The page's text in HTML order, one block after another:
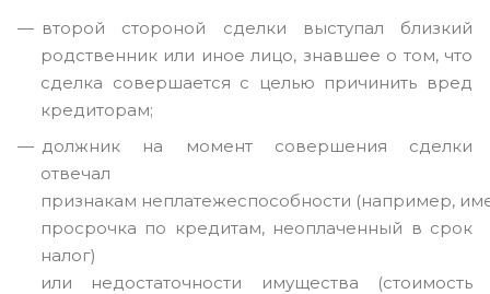
второй стороной сделки выступал близкий
родственник или иное лицо, знавшее о том, что
сделка совершается с целью причинить вред
кредиторам;
должник на момент совершения сделки
отвечал
признакам неплатежеспособности (например,
просрочка по кредитам, неоплаченный в срок
налог)
или недостаточности имущества (стоимость